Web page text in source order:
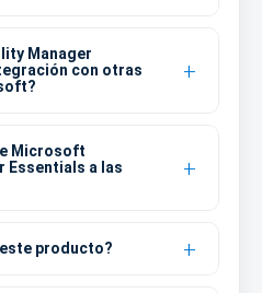
Manager
con otras
Microsoft
Essentials a las
producto?